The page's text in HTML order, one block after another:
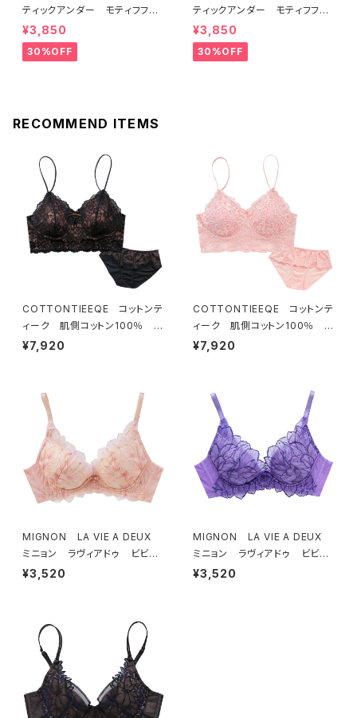
ティックアンダー モティフフル
ール ブラジャー（レモネード）
D2255 送料無料
¥3,850
30%OFF
ティックアンダー モティフフル
ール ブラジャー（ブルー）D22
55
¥3,850
30%OFF
RECOMMEND ITEMS
COTTONTIEEQE コットンテ
ィーク 肌側コットン100％ ソ
フトブラ ＆ ショーツセット（ブラ
¥7,920
COTTONTIEEQE コットンテ
ィーク 肌側コットン100％ ソ
フトブラ ＆ ショーツセット（ピー
¥7,920
MIGNON LA VIE A DEUX
ミニョン ラヴィアドゥ ビビア
ーナ ブラジャー（ピーチ）M20
¥3,520
MIGNON LA VIE A DEUX
ミニョン ラヴィアドゥ ビビア
ーナ ブラジャー（ヴィオレッタ）
¥3,520